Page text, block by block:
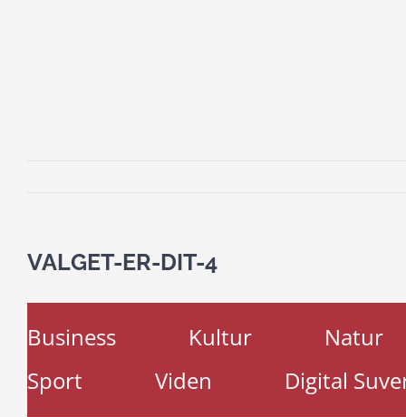
VALGET-ER-DIT-4
Business Kultur
Natur
Sport
Viden Digital